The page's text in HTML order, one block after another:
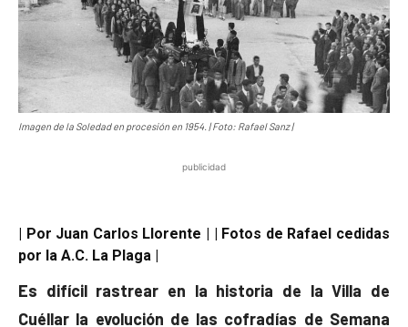
Imagen de la Soledad en procesión en 1954. | Foto: Rafael Sanz |
publicidad
| Por Juan Carlos Llorente | | Fotos de Rafael cedidas
por la A.C. La Plaga |
Es difícil rastrear en la historia de la Villa de
Cuéllar la evolución de las cofradías de Semana